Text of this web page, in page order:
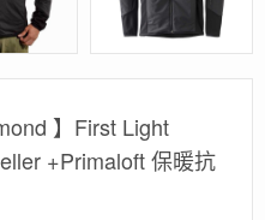
】First Light
+Primaloft 保暖抗